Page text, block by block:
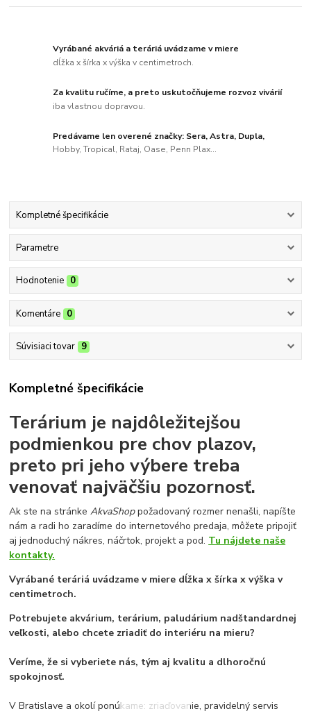
Vyrábané akváriá a teráriá uvádzame v miere
dĺžka x šírka x výška v centimetroch.
Za kvalitu ručíme, a preto uskutočňujeme rozvoz vivárií
iba vlastnou dopravou.
Predávame len overené značky: Sera, Astra, Dupla,
Hobby, Tropical, Rataj, Oase, Penn Plax...
Kompletné špecifikácie
Parametre
Hodnotenie 0
Komentáre 0
Súvisiaci tovar 9
Kompletné špecifikácie
Terárium je najdôležitejšou
podmienkou pre chov plazov,
preto pri jeho výbere treba
venovať najväčšiu pozornosť.
Ak ste na stránkeAkvaShoppožadovaný rozmer nenašli, napíšte
nám a radi ho zaradíme do internetového predaja, môžete pripojiť
aj jednoduchý nákres, náčrtok, projekt a pod. Tu nájdete naše
kontakty.
Vyrábané teráriá uvádzame v miere dĺžka x šírka x výška v
centimetroch.
Potrebujete akvárium, terárium, paludárium nadštandardnej
veľkosti, alebo chcete zriadiť do interiéru na mieru?
Veríme, že si vyberiete nás, tým aj kvalitu a dlhoročnú
spokojnosť.
V Bratislave a okolí ponúkame: zriaďovanie, pravidelný servis